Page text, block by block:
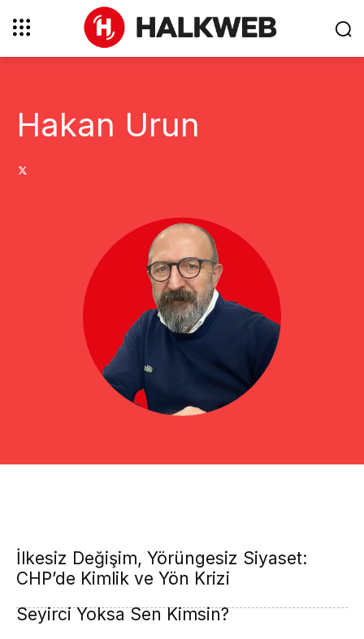
Hakan Urun
İlkesiz Değişim, Yörüngesiz Siyaset:
CHP’de Kimlik ve Yön Krizi
Seyirci Yoksa Sen Kimsin?